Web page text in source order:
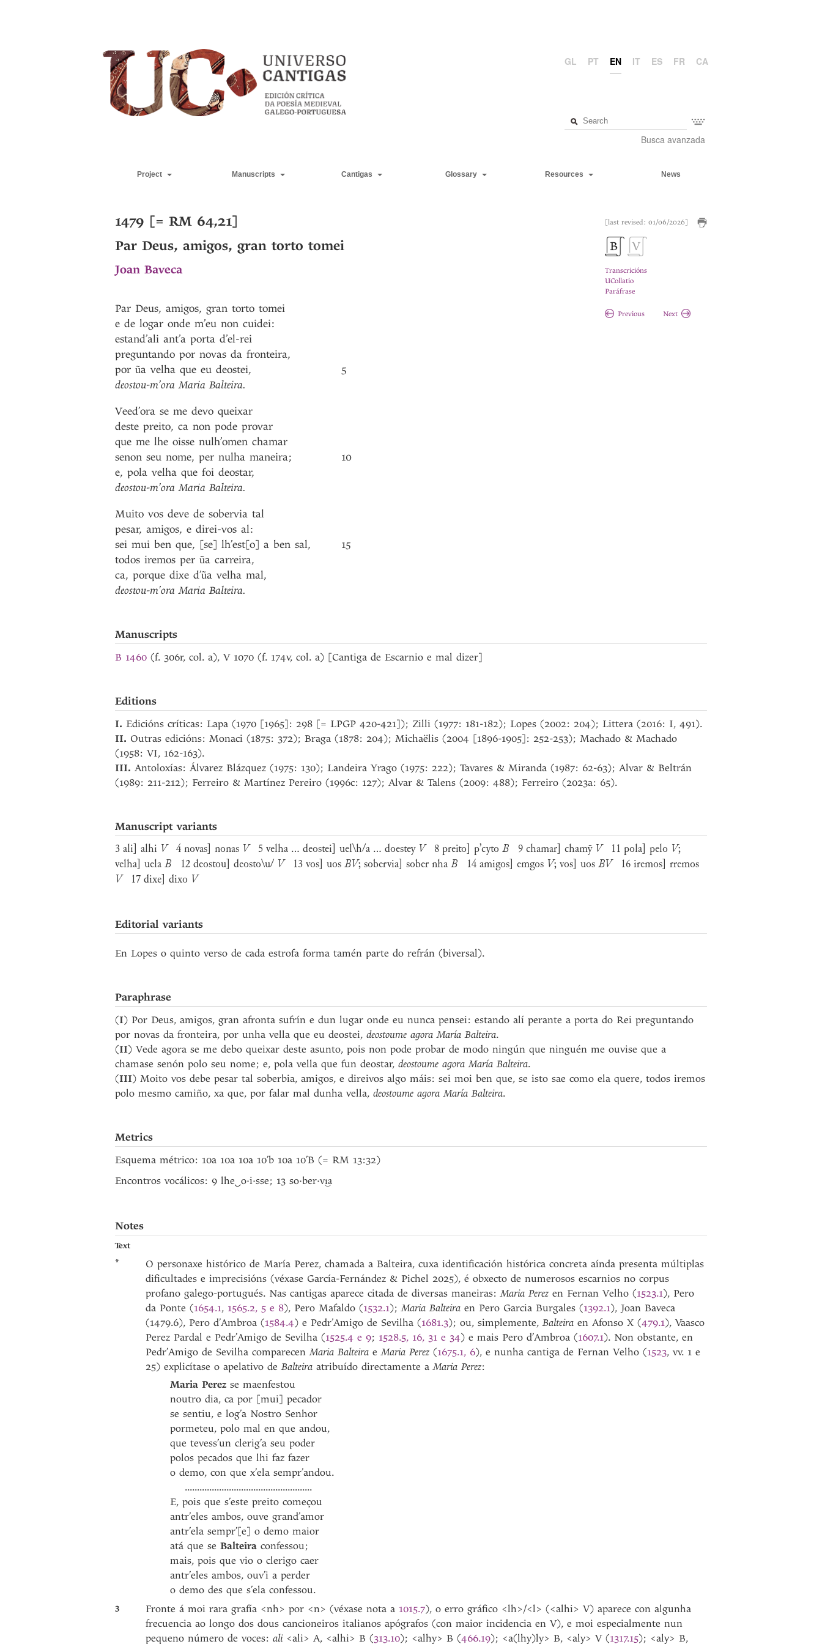
GL PT EN IT ES FR CA
Busca avanzada
Project Manuscripts Cantigas Glossary Resources News
[last revised: 01/06/2026]
Transcricións
UCollatio
Paráfrase
Previous Next
1479 [= RM 64,21]
Par Deus, amigos, gran torto tomei
Joan Baveca
Par Deus, amigos, gran torto tomei
e de logar onde m’eu non cuidei:
estand’ali ant’a porta d’el-rei
preguntando por novas da fronteira,
por ũa velha que eu deostei,
deostou-m’ora Maria Balteira.
Veed’ora se me devo queixar
deste preito, ca non pode provar
que me lhe oisse nulh’omen chamar
senon seu nome, per nulha maneira;
e, pola velha que foi deostar,
deostou-m’ora Maria Balteira.
Muito vos deve de sobervia tal
pesar, amigos, e direi-vos al:
sei mui ben que, [se] lh’est[o] a ben sal,
todos iremos per ũa carreira,
ca, porque dixe d’ũa velha mal,
deostou-m’ora Maria Balteira.
5
10
15
Manuscripts
B 1460 (f. 306r, col. a), V 1070 (f. 174v, col. a) [Cantiga de Escarnio e mal dizer]
Editions
I. Edicións críticas: Lapa (1970 [1965]: 298 [= LPGP 420-421]); Zilli (1977: 181-182); Lopes (2002: 204); Littera (2016: I, 491).
II. Outras edicións: Monaci (1875: 372); Braga (1878: 204); Michaëlis (2004 [1896-1905]: 252-253); Machado & Machado
(1958: VI, 162-163).
III. Antoloxías: Álvarez Blázquez (1975: 130); Landeira Yrago (1975: 222); Tavares & Miranda (1987: 62-63); Alvar & Beltrán
(1989: 211-212); Ferreiro & Martínez Pereiro (1996c: 127); Alvar & Talens (2009: 488); Ferreiro (2023a: 65).
Manuscript variants
3 ali] alhi V 4 novas] nonas V 5 velha ... deostei] uel\h/a ... doestey V 8 preito] p’cyto B 9 chamar] chamȳ V 11 pola] pelo V;
velha] uela B 12 deostou] deosto\u/ V 13 vos] uos BV; sobervia] sober nha B 14 amigos] emgos V; vos] uos BV 16 iremos] rremos
V 17 dixe] dixo V
Editorial variants
En Lopes o quinto verso de cada estrofa forma tamén parte do refrán (biversal).
Paraphrase
(I) Por Deus, amigos, gran afronta sufrín e dun lugar onde eu nunca pensei: estando alí perante a porta do Rei preguntando
por novas da fronteira, por unha vella que eu deostei, deostoume agora María Balteira.
(II) Vede agora se me debo queixar deste asunto, pois non pode probar de modo ningún que ninguén me ouvise que a
chamase senón polo seu nome; e, pola vella que fun deostar, deostoume agora María Balteira.
(III) Moito vos debe pesar tal soberbia, amigos, e direivos algo máis: sei moi ben que, se isto sae como ela quere, todos iremos
polo mesmo camiño, xa que, por falar mal dunha vella, deostoume agora María Balteira.
Metrics
Esquema métrico: 10a 10a 10a 10’b 10a 10’B (= RM 13:32)
Encontros vocálicos: 9 lhe o·i·sse; 13 so·ber·vi͜a
Notes
Text
*
O personaxe histórico de María Perez, chamada a Balteira, cuxa identificación histórica concreta aínda presenta múltiplas
dificultades e imprecisións (véxase García-Fernández & Pichel 2025), é obxecto de numerosos escarnios no corpus
profano galego-portugués. Nas cantigas aparece citada de diversas maneiras:Maria Perez en Fernan Velho (1523.1), Pero
da Ponte (1654.1, 1565.2, 5 e 8), Pero Mafaldo (1532.1);Maria Balteira en Pero Garcia Burgales (1392.1), Joan Baveca
(1479.6), Pero d’Ambroa (1584.4) e Pedr’Amigo de Sevilha (1681.3); ou, simplemente,Balteira en Afonso X (479.1), Vaasco
Perez Pardal e Pedr’Amigo de Sevilha (1525.4 e 9; 1528.5, 16, 31 e 34) e mais Pero d’Ambroa (1607.1). Non obstante, en
Pedr’Amigo de Sevilha comparecenMaria Balteira eMaria Perez (1675.1, 6), e nunha cantiga de Fernan Velho (1523, vv. 1 e
25) explicítase o apelativo deBalteira atribuído directamente aMaria Perez:
Maria Perez se maenfestou
noutro dia, ca por [mui] pecador
se sentiu, e log’a Nostro Senhor
pormeteu, polo mal en que andou,
que tevess’un clerig’a seu poder
polos pecados que lhi faz fazer
o demo, con que x’ela sempr’andou.
....................................................
E, pois que s’este preito começou
antr’eles ambos, ouve grand’amor
antr’ela sempr’[e] o demo maior
atá que se Balteira confessou;
mais, pois que vio o clerigo caer
antr’eles ambos, ouv’i a perder
o demo des que s’ela confessou.
3 Fronte á moi rara grafía <nh> por <n> (véxase nota a 1015.7), o erro gráfico <lh>/<l> (<alhi> V) aparece con algunha
frecuencia ao longo dos dous cancioneiros italianos apógrafos (con maior incidencia en V), e moi especialmente nun
pequeno número de voces: ali <ali> A, <alhi> B (313.10); <alhy> B (466.19); <a(lhy)ly> B, <aly> V (1317.15); <aly> B,